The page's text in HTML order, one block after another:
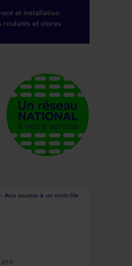
et installation
roulants et stores
Avis soumis à un contrôle
pro